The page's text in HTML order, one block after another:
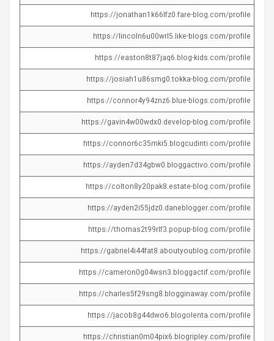
https://jonathan1k66lfz0.fare-blog.com/profile
https://lincoln6u00wrl5.like-blogs.com/profile
https://easton8t87jaq6.blog-kids.com/profile
https://josiah1u86smg0.tokka-blog.com/profile
https://connor4y94znz6.blue-blogs.com/profile
https://gavin4w00wdx0.develop-blog.com/profile
https://connor6c35mki5.blogcudinti.com/profile
https://ayden7d34gbw0.bloggactivo.com/profile
https://colton8y20pak8.estate-blog.com/profile
https://ayden2i55jdz0.daneblogger.com/profile
https://thomas2t99rlf3.popup-blog.com/profile
https://gabriel4i44fat8.aboutyoublog.com/profile
https://cameron0g04wsn3.bloggactif.com/profile
https://charles5f29sng8.blogginaway.com/profile
https://jacob8g44dwo6.blogolenta.com/profile
https://christian0m04pix6.blogripley.com/profile